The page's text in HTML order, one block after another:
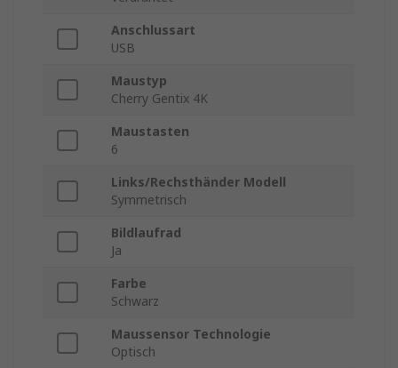
Anschlussart
USB
Maustyp
Cherry Gentix 4K
Maustasten
6
Links/Rechsthänder Modell
Symmetrisch
Bildlaufrad
Ja
Farbe
Schwarz
Maussensor Technologie
Optisch